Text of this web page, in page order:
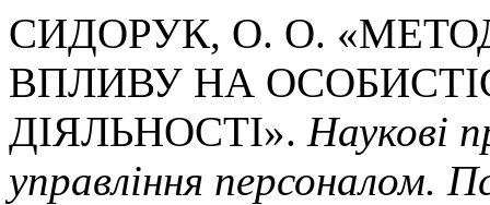
СИДОРУК, О. О.
ВПЛИВУ НА
ДІЯЛЬНОСТІ». Наукові
управління персоналом.